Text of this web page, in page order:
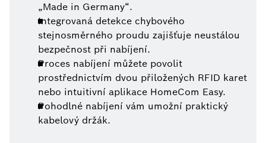
„Made in Germany“.
Integrovaná detekce chybového
stejnosměrného proudu zajišťuje neustálou
bezpečnost při nabíjení.
Proces nabíjení můžete povolit
prostřednictvím dvou přiložených RFID karet
nebo intuitivní aplikace HomeCom Easy.
Pohodlné nabíjení vám umožní praktický
kabelový držák.